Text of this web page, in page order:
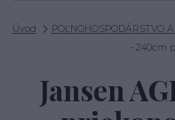
Úvod POĽNOHOSPODÁRSTVO
- 240cm
Jansen